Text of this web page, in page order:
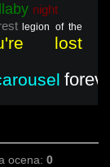
night
legion of the
lost
forever
ocena: 0